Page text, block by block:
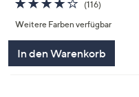
von
5
(116)
Weitere Farben verfügbar
In den Warenkorb